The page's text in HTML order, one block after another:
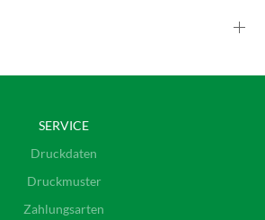
SERVICE
Druckdaten
Druckmuster
Zahlungsarten